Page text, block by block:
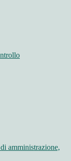
amministrazione,